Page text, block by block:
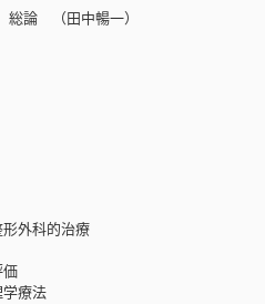
論 （田中暢一）
外科的治療
療法